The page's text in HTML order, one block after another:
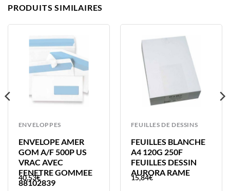
PRODUITS SIMILAIRES
ENVELOPPES
ENVELOPE AMER
GOM A/F 500P US
VRAC AVEC
FENETRE GOMMEE
88102839
40,53€
FEUILLES DE DESSINS
FEUILLES BLANCHE
A4 120G 250F
FEUILLES DESSIN
AURORA RAME
15,84€